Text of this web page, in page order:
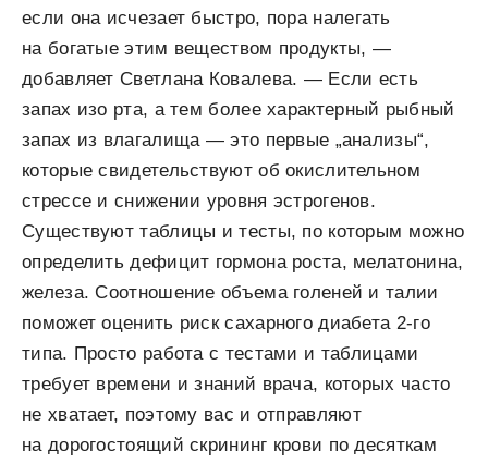
если она исчезает быстро, пора налегать
на богатые этим веществом продукты, —
добавляет Светлана Ковалева. — Если есть
запах изо рта, а тем более характерный рыбный
запах из влагалища — это первые „анализы“,
которые свидетельствуют об окислительном
стрессе и снижении уровня эстрогенов.
Существуют таблицы и тесты, по которым можно
определить дефицит гормона роста, мелатонина,
железа. Соотношение объема голеней и талии
поможет оценить риск сахарного диабета 2-го
типа. Просто работа с тестами и таблицами
требует времени и знаний врача, которых часто
не хватает, поэтому вас и отправляют
на дорогостоящий скрининг крови по десяткам